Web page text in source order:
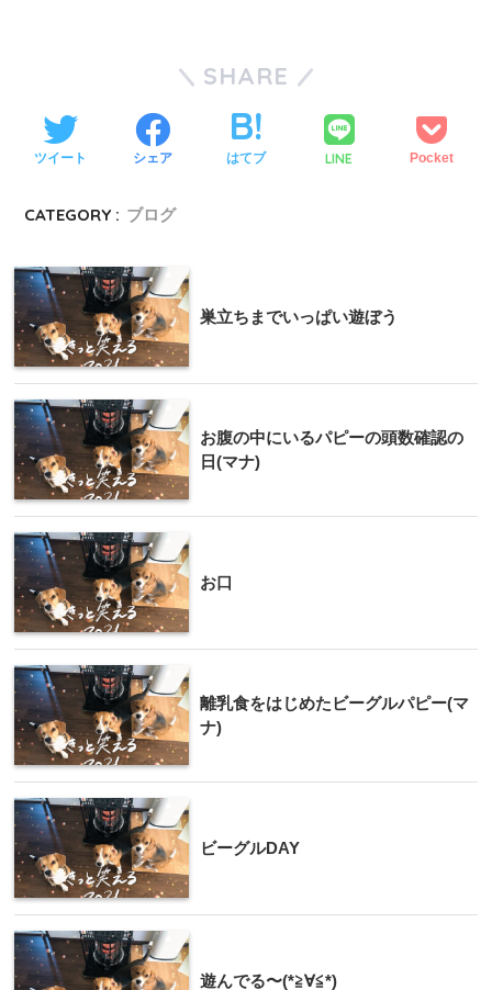
SHARE
ツイート シェア はてブ LINE Pocket
CATEGORY : ブログ
巣立ちまでいっぱい遊ぼう
お腹の中にいるパピーの頭数確認の
日(マナ)
お口
離乳食をはじめたビーグルパピー(マ
ナ)
ビーグルDAY
遊んでる〜(*≧∀≦*)